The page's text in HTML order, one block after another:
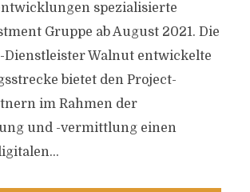
spezialisierte
Gruppe ab August 2021. Die
Dienstleister Walnut entwickelte
bietet den Project-
im Rahmen der
und -vermittlung einen